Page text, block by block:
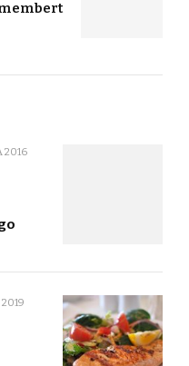
2016
2019